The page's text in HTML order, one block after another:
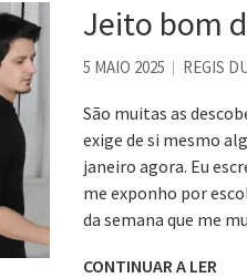
Jorge Luis Borges
é correto?
Jeito bom
5 MAIO 2025 REGIS
São muitas as
exige de si mesmo
janeiro agora. Eu
me exponho por
da semana que me
CONTINUAR A LER